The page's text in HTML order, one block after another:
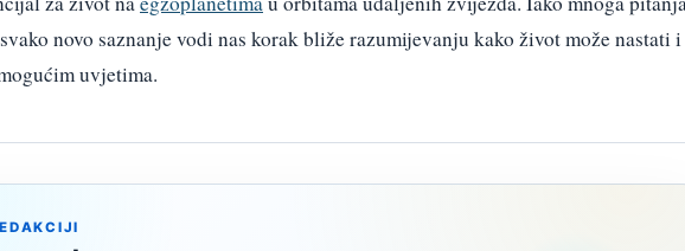
novo saznanje vodi nas korak bliže razumijevanju kako život može nastati i
uvjetima.